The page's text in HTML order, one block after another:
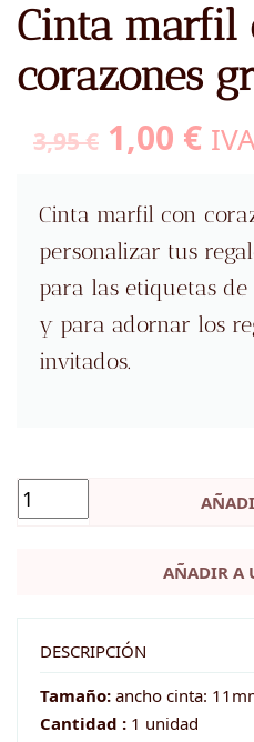
Cinta marfil
corazones
3,95€ El
precio
original
era:
3,95 €.
1,00 €El
es:
Cinta marfil con
personalizar tus
para las etiquetas
y para adornar los
invitados.
AÑADIR A
DESCRIPCIÓN
Tamaño: ancho cinta:
Cantidad : 1 unidad